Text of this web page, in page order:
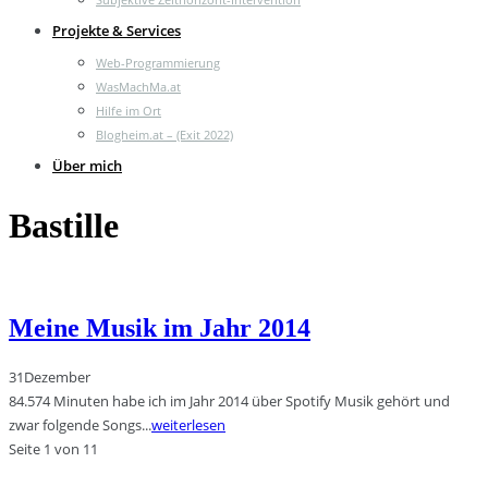
Projekte & Services
Web-Programmierung
WasMachMa.at
Hilfe im Ort
Blogheim.at – (Exit 2022)
Über mich
Bastille
Meine Musik im Jahr 2014
31Dezember
84.574 Minuten habe ich im Jahr 2014 über Spotify Musik gehört und
zwar folgende Songs...weiterlesen
Seite 1 von 11